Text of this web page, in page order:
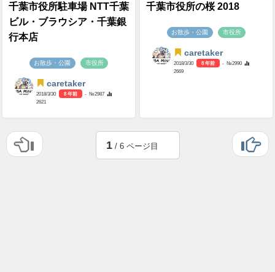
千葉市役所駐車場 NTT千葉
ビル・ブラウシア・千葉銀
行本店
お散歩・公園 市役所
caretaker
2018/3/30 8 年前
- №2987
2621
千葉市役所の桜 2018
お散歩・公園 市役所
caretaker
2018/3/30 8 年前
- №2990
2669
1/ 6 ページ目